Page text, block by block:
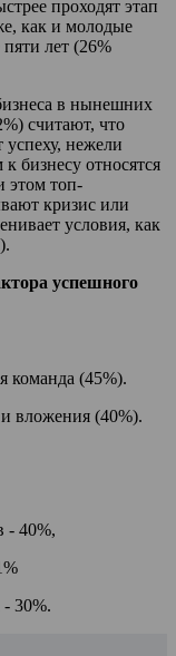
проходят этап
как и молодые
лет (26%
в нынешних
считают, что
успеху, нежели
бизнесу относятся
этом топ-
кризис или
условия, как
успешного
команда (45%).
вложения (40%).
- 40%,
- 30%.